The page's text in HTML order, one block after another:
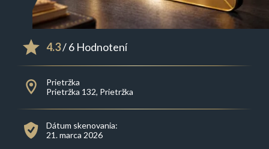
4.3/ 6 Hodnotení
Prietržka
Prietržka 132, Prietržka
Dátum skenovania:
21. marca 2026